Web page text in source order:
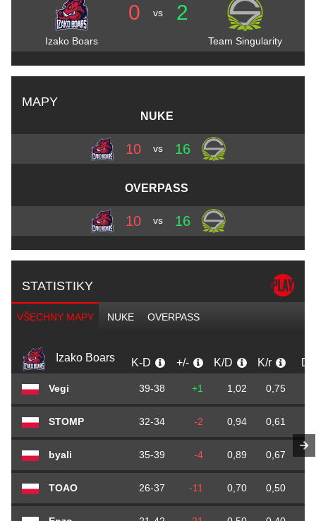
0 vs 2
Izako Boars Team Singularity
MAPY
NUKE
10 vs 16
OVERPASS
10 vs 16
STATISTIKY
VŠECHNY MAPY NUKE OVERPASS
Izako Boars K-D +/- K/D K/r
Vegi 39-38 +1 1,02 0,75
STOMP 32-34 -2 0,94 0,61
byali 35-39 -4 0,89 0,67
TOAO 26-37 -11 0,70 0,50